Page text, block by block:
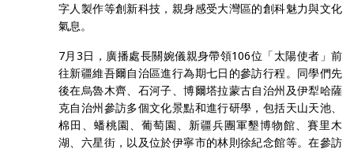
字人製作等創新科技，親身感受大灣區的創科魅力與文化
氣息。
7月3日，廣播處長關婉儀親身帶領106位「太陽使者」前
往新疆維吾爾自治區進行為期七日的參訪行程。同學們先
後在烏魯木齊、石河子、博爾塔拉蒙古自治州及伊犁哈薩
克自治州參訪多個文化景點和進行研學，包括天山天池、
棉田、蟠桃園、葡萄園、新疆兵團軍墾博物館、賽里木
湖、六星街，以及位於伊寧市的林則徐紀念館等。在參訪